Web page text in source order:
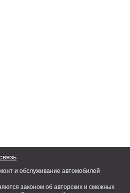
и обслуживание автомобилей
законом об авторских и смежных